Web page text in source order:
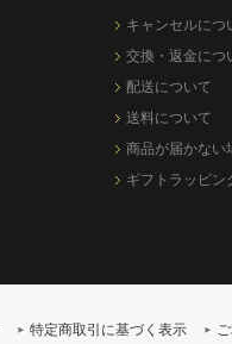
キャンセルにつ
交換・返金につ
配送について
送料について
商品が届かない
ギフトラッピン
特定商取引に基づく表示